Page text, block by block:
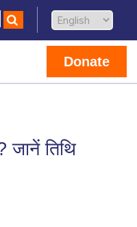
Donate
जानें तिथि